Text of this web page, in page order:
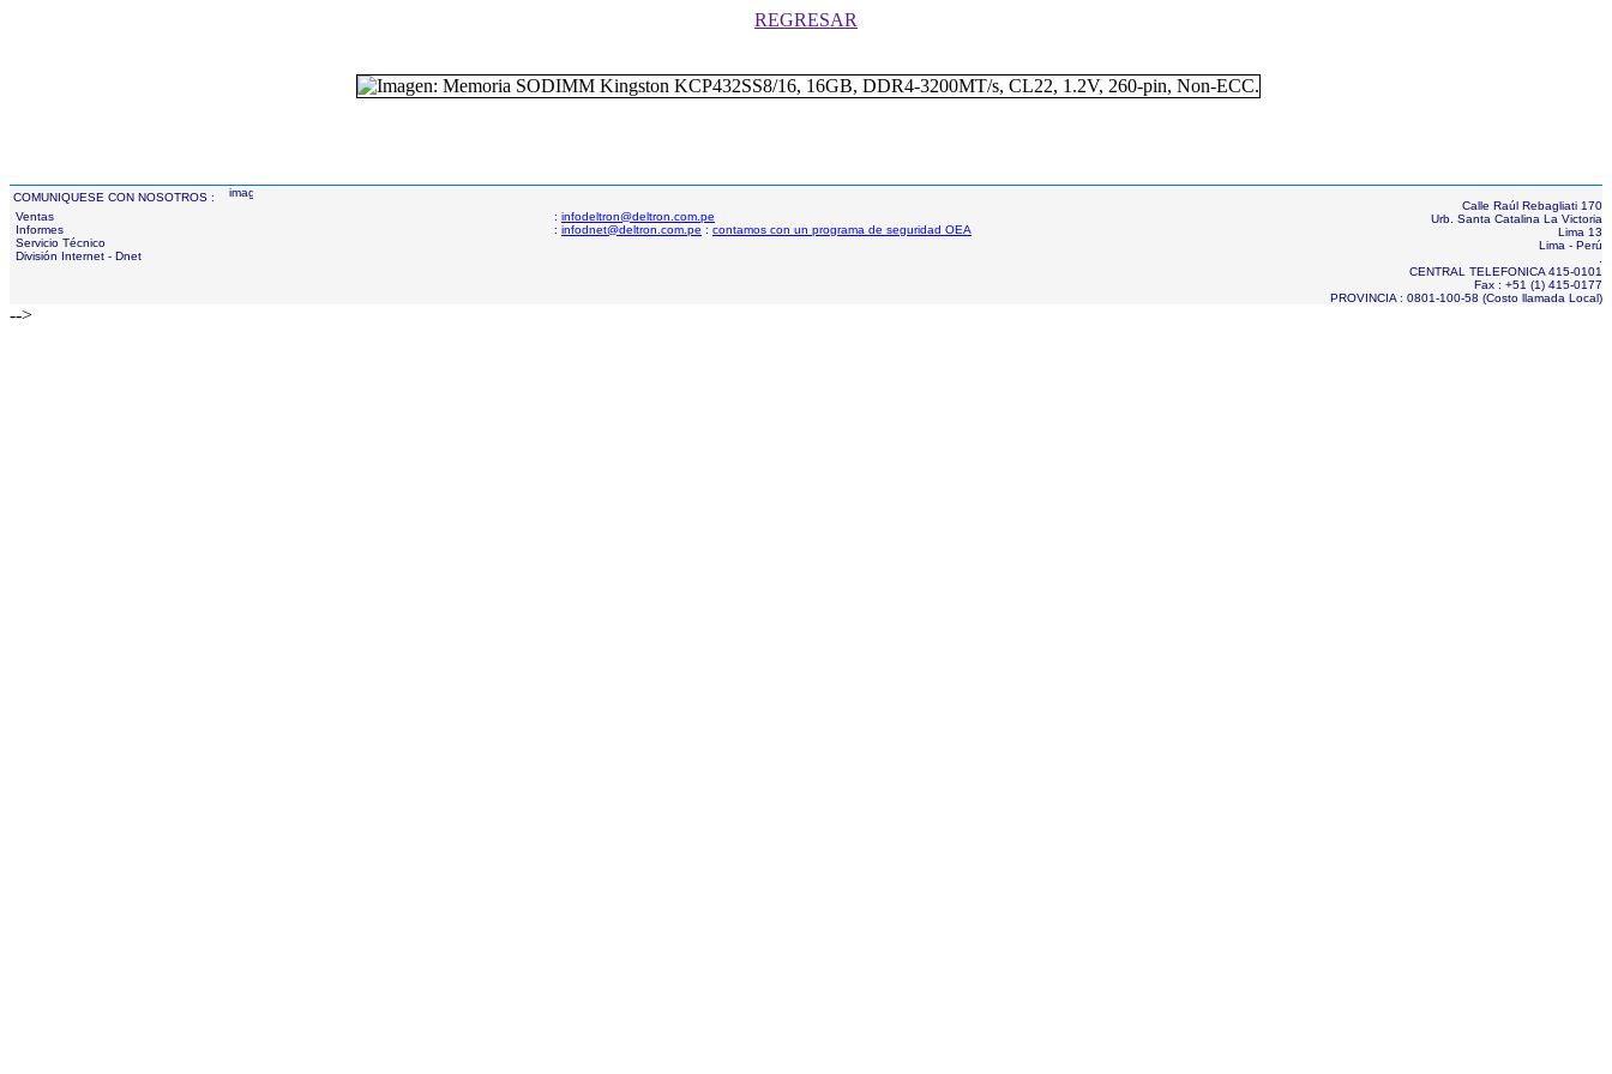
REGRESAR
COMUNIQUESE CON NOSOTROS :
Ventas
Informes
Servicio Técnico
División Internet - Dnet
: infodeltron@deltron.com.pe
: infodnet@deltron.com.pe : contamos con un programa de seguridad OEA
Calle Raúl Rebagliati 170
Urb. Santa Catalina La Victoria
Lima 13
Lima - Perú
CENTRAL TELEFONICA 415-0101
Fax : +51 (1) 415-0177
PROVINCIA : 0801-100-58 (Costo llamada Local)
-->